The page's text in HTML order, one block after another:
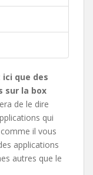
ici que des
sur la box
de le dire
qui
il vous
applications
autres que le